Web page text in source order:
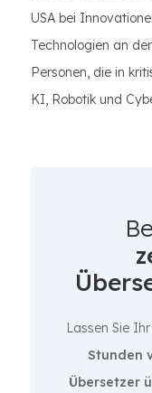
USA bei
Technologien an
Personen, die in
KI, Robotik und
Lassen Sie
Stunden
Übersetzer